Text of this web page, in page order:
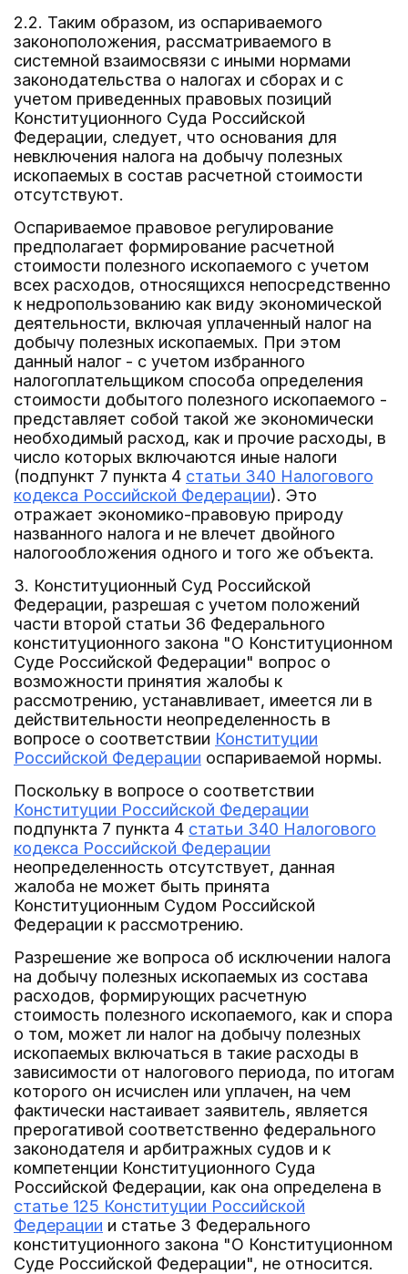
2.2. Таким образом, из оспариваемого
законоположения, рассматриваемого в
системной взаимосвязи с иными нормами
законодательства о налогах и сборах и с
учетом приведенных правовых позиций
Конституционного Суда Российской
Федерации, следует, что основания для
невключения налога на добычу полезных
ископаемых в состав расчетной стоимости
отсутствуют.
Оспариваемое правовое регулирование
предполагает формирование расчетной
стоимости полезного ископаемого с учетом
всех расходов, относящихся непосредственно
к недропользованию как виду экономической
деятельности, включая уплаченный налог на
добычу полезных ископаемых. При этом
данный налог - с учетом избранного
налогоплательщиком способа определения
стоимости добытого полезного ископаемого -
представляет собой такой же экономически
необходимый расход, как и прочие расходы, в
число которых включаются иные налоги
(подпункт 7 пункта 4 статьи 340 Налогового
кодекса Российской Федерации). Это
отражает экономико-правовую природу
названного налога и не влечет двойного
налогообложения одного и того же объекта.
3. Конституционный Суд Российской
Федерации, разрешая с учетом положений
части второй статьи 36 Федерального
конституционного закона "О Конституционном
Суде Российской Федерации" вопрос о
возможности принятия жалобы к
рассмотрению, устанавливает, имеется ли в
действительности неопределенность в
вопросе о соответствии Конституции
Российской Федерации оспариваемой нормы.
Поскольку в вопросе о соответствии
Конституции Российской Федерации
подпункта 7 пункта 4 статьи 340 Налогового
кодекса Российской Федерации
неопределенность отсутствует, данная
жалоба не может быть принята
Конституционным Судом Российской
Федерации к рассмотрению.
Разрешение же вопроса об исключении налога
на добычу полезных ископаемых из состава
расходов, формирующих расчетную
стоимость полезного ископаемого, как и спора
о том, может ли налог на добычу полезных
ископаемых включаться в такие расходы в
зависимости от налогового периода, по итогам
которого он исчислен или уплачен, на чем
фактически настаивает заявитель, является
прерогативой соответственно федерального
законодателя и арбитражных судов и к
компетенции Конституционного Суда
Российской Федерации, как она определена в
статье 125 Конституции Российской
Федерации и статье 3 Федерального
конституционного закона "О Конституционном
Суде Российской Федерации", не относится.